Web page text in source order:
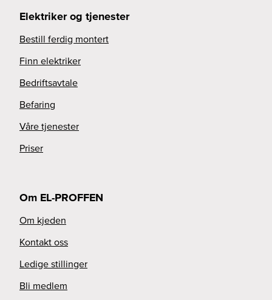
Elektriker og tjenester
Bestill ferdig montert
Finn elektriker
Bedriftsavtale
Befaring
Våre tjenester
Priser
Om EL-PROFFEN
Om kjeden
Kontakt oss
Ledige stillinger
Bli medlem